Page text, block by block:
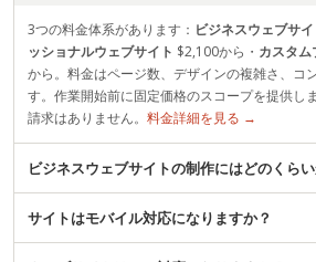
3つの料金体系があります： ビジネスウェブサイ
ッショナルウェブサイト $2,100から・ カスタ
から。料金はページ数、デザインの複雑さ、コ
す。作業開始前に固定価格のスコープを提供
請求はありません。 料金詳細を見る →
ビジネスウェブサイトの制作にはどのくら
サイトはモバイル対応になりますか？